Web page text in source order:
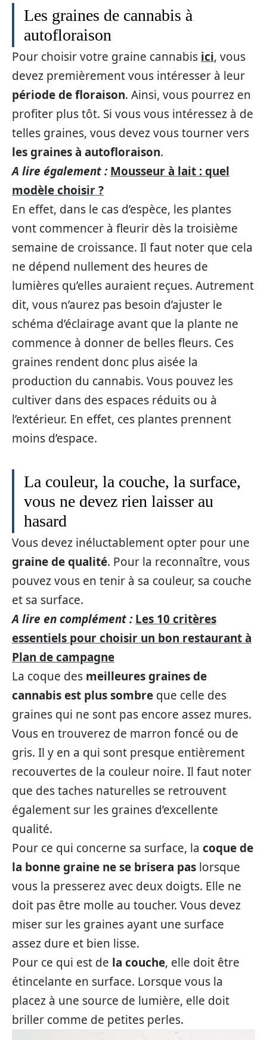
Les graines de cannabis à
autofloraison
Pour choisir votre graine cannabis ici, vous
devez premièrement vous intéresser à leur
période de floraison. Ainsi, vous pourrez en
profiter plus tôt. Si vous vous intéressez à de
telles graines, vous devez vous tourner vers
les graines à autofloraison.
A lire également : Mousseur à lait : quel
modèle choisir ?
En effet, dans le cas d’espèce, les plantes
vont commencer à fleurir dès la troisième
semaine de croissance. Il faut noter que cela
ne dépend nullement des heures de
lumières qu’elles auraient reçues. Autrement
dit, vous n’aurez pas besoin d’ajuster le
schéma d’éclairage avant que la plante ne
commence à donner de belles fleurs. Ces
graines rendent donc plus aisée la
production du cannabis. Vous pouvez les
cultiver dans des espaces réduits ou à
l’extérieur. En effet, ces plantes prennent
moins d’espace.
La couleur, la couche, la surface,
vous ne devez rien laisser au
hasard
Vous devez inéluctablement opter pour une
graine de qualité. Pour la reconnaître, vous
pouvez vous en tenir à sa couleur, sa couche
et sa surface.
A lire en complément : Les 10 critères
essentiels pour choisir un bon restaurant à
Plan de campagne
La coque des meilleures graines de
cannabis est plus sombre que celle des
graines qui ne sont pas encore assez mures.
Vous en trouverez de marron foncé ou de
gris. Il y en a qui sont presque entièrement
recouvertes de la couleur noire. Il faut noter
que des taches naturelles se retrouvent
également sur les graines d’excellente
qualité.
Pour ce qui concerne sa surface, la coque de
la bonne graine ne se brisera pas lorsque
vous la presserez avec deux doigts. Elle ne
doit pas être molle au toucher. Vous devez
miser sur les graines ayant une surface
assez dure et bien lisse.
Pour ce qui est de la couche, elle doit être
étincelante en surface. Lorsque vous la
placez à une source de lumière, elle doit
briller comme de petites perles.